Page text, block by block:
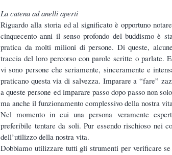
La catena ad anelli aperti
Riguardo alla storia ed al significato è opportuno
cinquecento anni il senso profondo del buddismo è
pratica da molti milioni di persone. Di queste,
traccia del loro percorso con parole scritte o parlate.
vi sono persone che seriamente, sinceramente e
praticano questa via di salvezza. Imparare a “fare”
a queste persone ed imparare passo dopo passo non
ma anche il funzionamento complessivo della nostra
Nel momento in cui una persona veramente
preferibile tentare da soli. Pur essendo rischioso nei
dell’utilizzo della nostra vita.
Dobbiamo utilizzare tutti gli strumenti per verificare